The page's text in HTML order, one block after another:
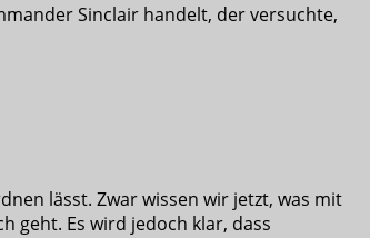
Sinclair handelt, der versuchte,
lässt. Zwar wissen wir jetzt, was mit
geht. Es wird jedoch klar, dass